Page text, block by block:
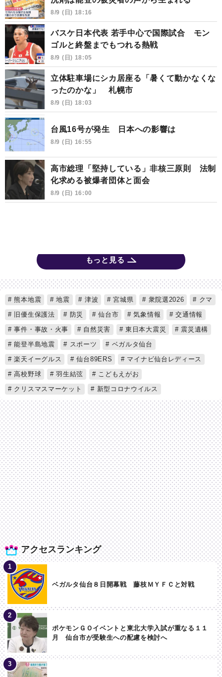
8/9 (日) 18:16
バスケ日本代表 若手中心で国際試合 モン
ゴルと終盤までもつれる熱戦
8/9 (日) 18:05
立体駐車場にシカ居座る「暑くて動かなくな
ったのかな」 札幌市
8/9 (日) 18:03
台風16号が発生 日本への影響は
8/9 (日) 16:55
高市総理「堅持している」非核三原則 法制
化求める被爆者団体と面会
8/9 (日) 16:00
もっと見る
アクセスランキング
ベガルタ仙台８日開幕戦 藤枝ＭＹＦＣと対戦
ポケモンＧＯイベントと東北大学入試が重なる１１
月 仙台市が受験生への配慮を検討へ
熊本地震 地震 津波 宮城県 衆院選2026
クマ
旧優生保護法
防災 仙台市 気象情報
交通情報
事件・事故・火事
自然災害 東日本大震災
震災遺構
能登半島地震
スポーツ
ベガルタ仙台
楽天イーグルス
仙台89ERS
マイナビ仙台レディース
高校野球
羽生結弦
こどもえがお
クリスマスマーケット
新型コロナウイルス